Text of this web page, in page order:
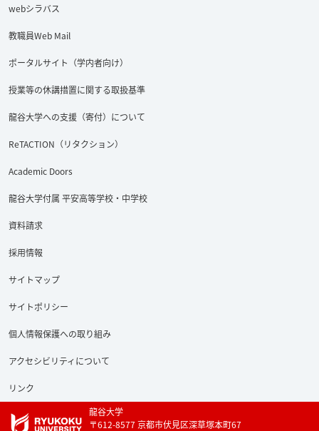
webシラバス
教職員Web Mail
ポータルサイト（学内者向け）
授業等の休講措置に関する取扱基準
龍谷大学への支援（寄付）について
ReTACTION（リタクション）
Academic Doors
龍谷大学付属 平安高等学校・中学校
資料請求
採用情報
サイトマップ
サイトポリシー
個人情報保護への取り組み
アクセシビリティについて
リンク
龍谷大学
〒612-8577 京都市伏見区深草塚本町67